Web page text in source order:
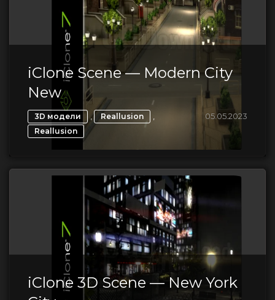
iClone Scene — Modern City
New
3D модели , Reallusion ,
Reallusion
05.05.2023
iClone 3D Scene — New York